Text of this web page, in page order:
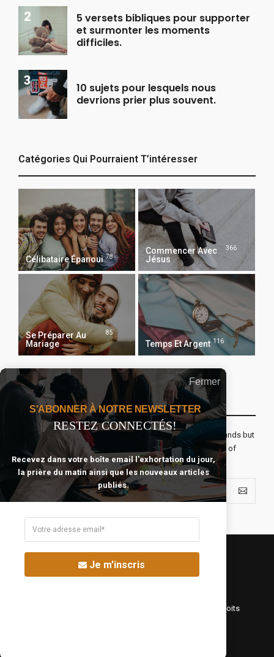
5 versets bibliques pour supporter
et surmonter les moments
difficiles.
10 sujets pour lesquels nous
devrions prier plus souvent.
Catégories Qui Pourraient T’intéresser
Célibataire Épanoui 78
Commencer Avec
Jésus
366
Se Préparer Au
Mariage
85
Temps Et Argent 116
Recevoir Notre Newsletter Chaque Matin
The real voyage of discovery consists not in seeking new lands but
seeing with new eyes. All journeys have secret destinations of
which the traveler is unaware.
©Fréquence Chrétienne Production 2016-2025. Tous droits
Fermer
S'ABONNER À NOTRE NEWSLETTER
RESTEZ CONNECTÉS!
Recevez dans votre boîte email l'exhortation du jour,
la prière du matin ainsi que les nouveaux articles
publiés.
Je m'inscris